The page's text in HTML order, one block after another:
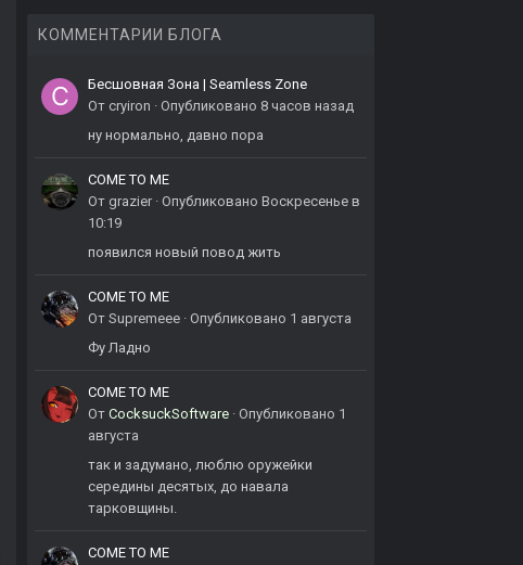
КОММЕНТАРИИ БЛОГА
Бесшовная Зона | Seamless Zone
От cryiron · Опубликовано 8 часов назад
ну нормально, давно пора
COME TO ME
От grazier · Опубликовано Воскресенье в
10:19
появился новый повод жить
COME TO ME
От Supremeee · Опубликовано 1 августа
Фу Ладно
COME TO ME
От CocksuckSoftware · Опубликовано 1
августа
так и задумано, люблю оружейки
середины десятых, до навала
тарковщины.
COME TO ME